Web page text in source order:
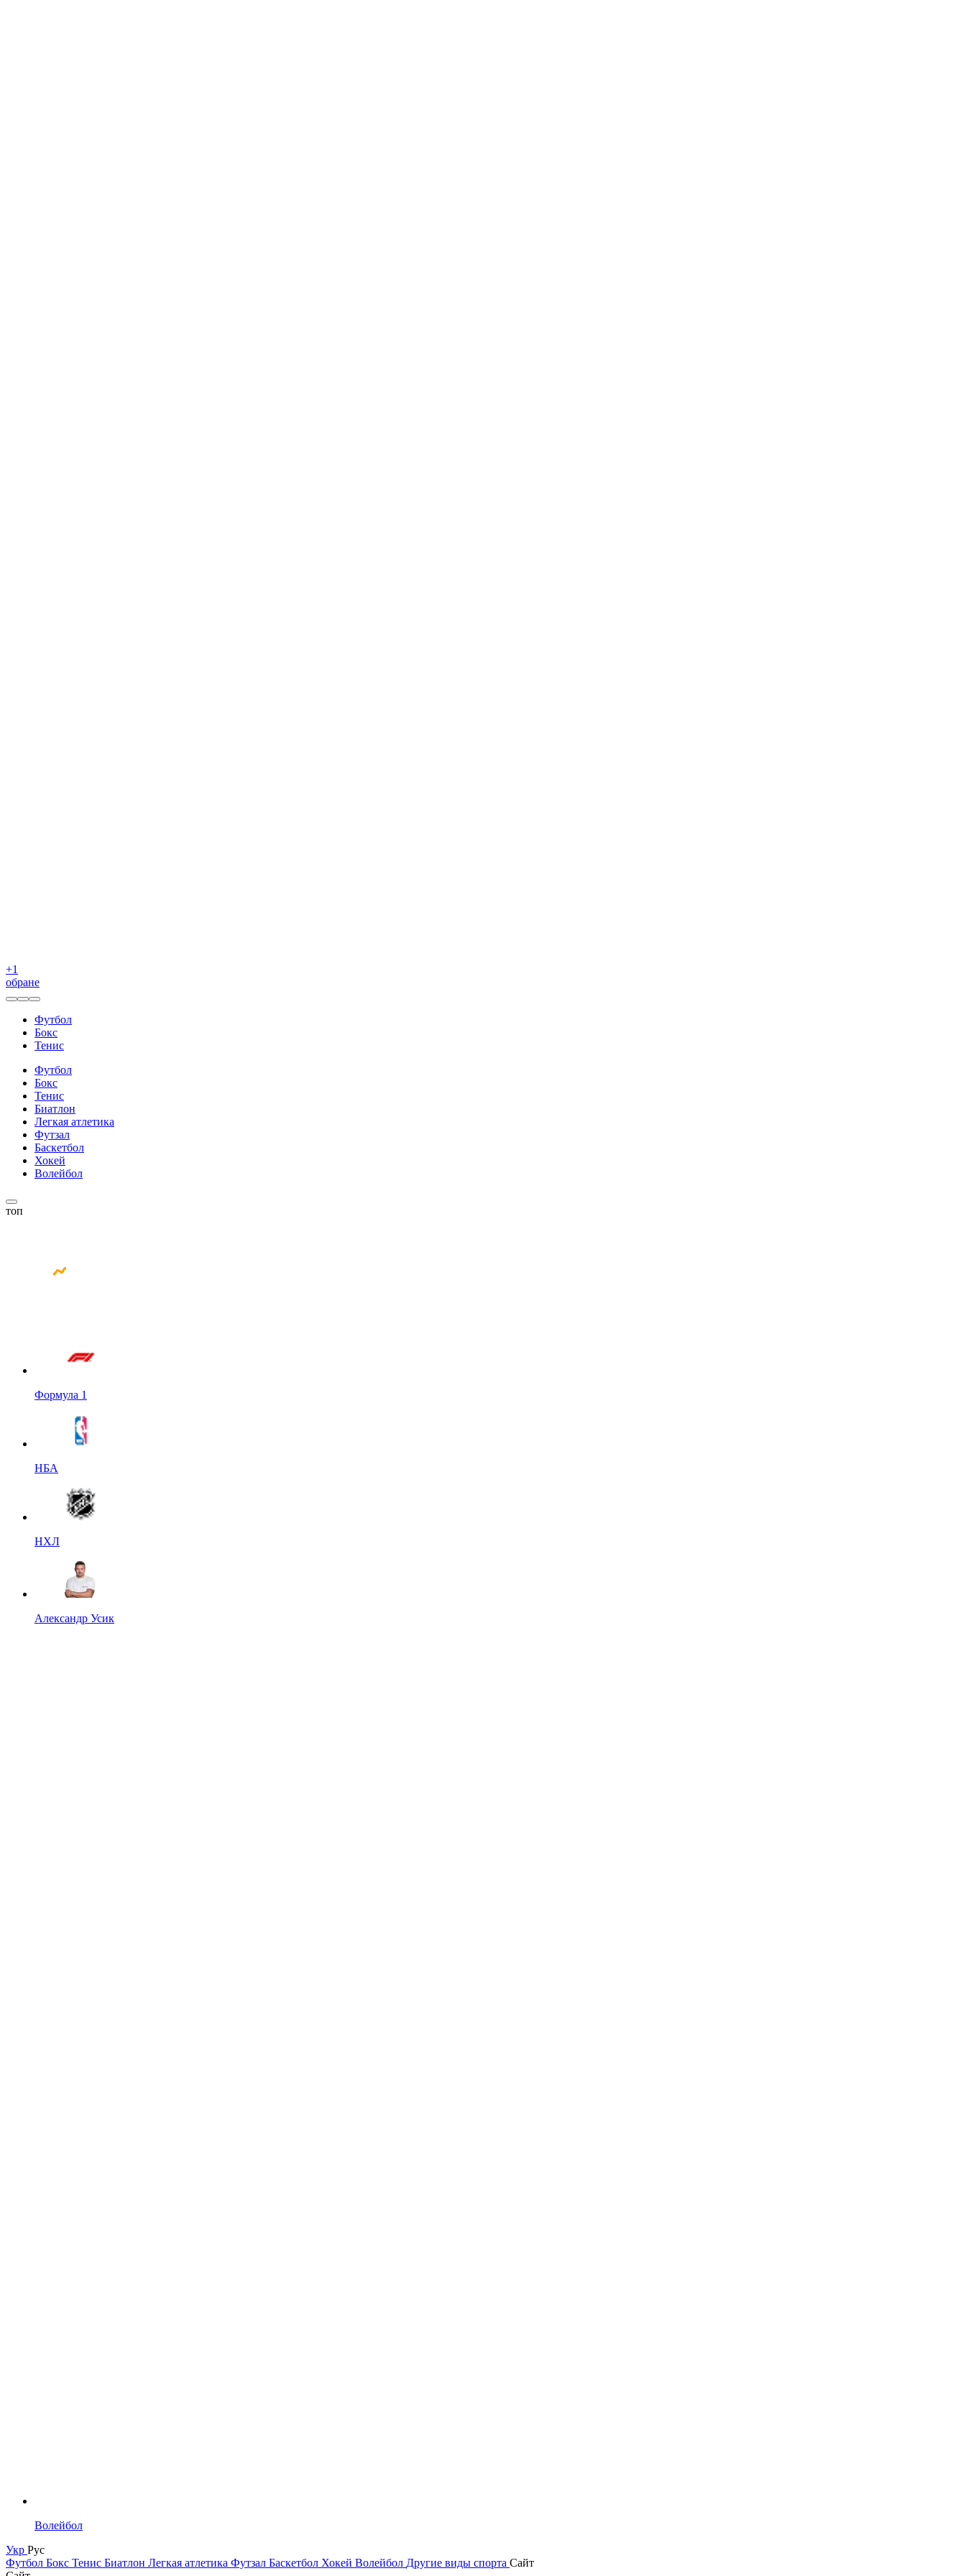
+1
обране
Футбол
Бокс
Тенис
Футбол
Бокс
Тенис
Биатлон
Легкая атлетика
Футзал
Баскетбол
Хокей
Волейбол
топ
Формула 1
НБА
НХЛ
Александр Усик
Волейбол
Укр Рус
Футбол Бокс Тенис Биатлон Легкая атлетика Футзал Баскетбол Хокей Волейбол Другие виды спорта Сайт